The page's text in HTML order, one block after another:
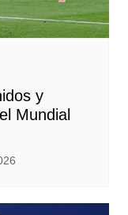
y
Mundial